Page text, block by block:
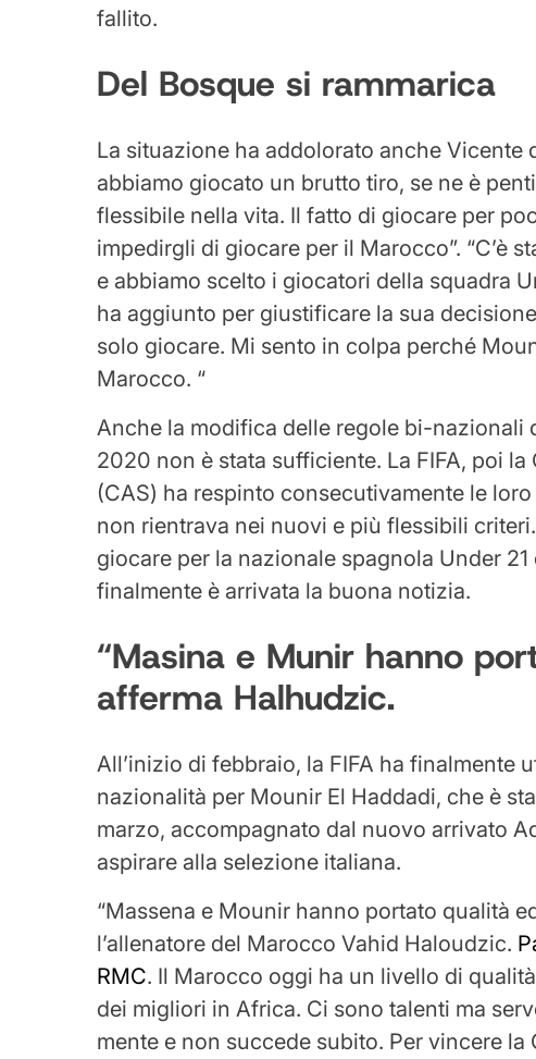
fallito.
Del Bosque si rammarica
La situazione ha addolorato anche Vicente
abbiamo giocato un brutto tiro, se ne è
flessibile nella vita. Il fatto di giocare per
impedirgli di giocare per il Marocco”. “C’è
e abbiamo scelto i giocatori della squadra
ha aggiunto per giustificare la sua
solo giocare. Mi sento in colpa perché
Marocco. “
Anche la modifica delle regole bi-nazionali
2020 non è stata sufficiente. La FIFA, poi
(CAS) ha respinto consecutivamente le
non rientrava nei nuovi e più flessibili
giocare per la nazionale spagnola Under
finalmente è arrivata la buona notizia.
“Masina e Munir hanno
afferma Halhudzic.
All’inizio di febbraio, la FIFA ha finalmente
nazionalità per Mounir El Haddadi, che è
marzo, accompagnato dal nuovo arrivato
aspirare alla selezione italiana.
“Massena e Mounir hanno portato qualità
l’allenatore del Marocco Vahid Haloudzic.
RMC. Il Marocco oggi ha un livello di
dei migliori in Africa. Ci sono talenti ma
mente e non succede subito. Per vincere la